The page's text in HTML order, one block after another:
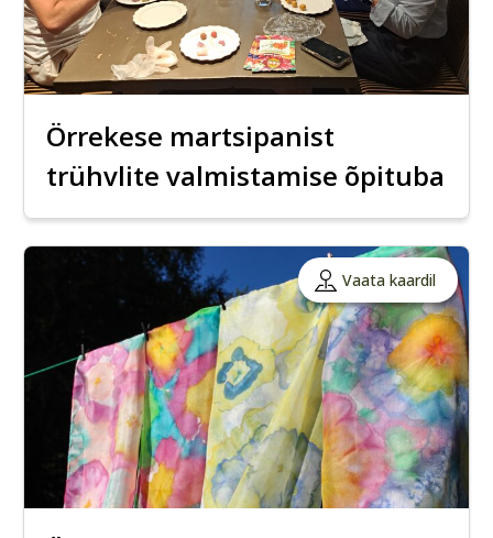
Örrekese martsipanist
trühvlite valmistamise õpituba
Vaata kaardil